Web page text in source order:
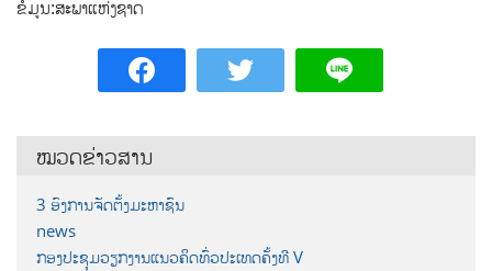
ຂໍ້ມູນ:ສະພາແຫ່ງຊາດ
ໝວດຂ່າວສານ
3 ອົງການຈັດຕັ້ງມະຫາຊົນ
news
ກອງປະຊຸມວຽກງານແນວຄິດທົ່ວປະເທດຄັ້ງທີ V